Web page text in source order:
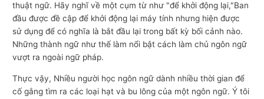
thuật ngữ. Hãy nghĩ về một cụm từ như "để khởi động lại,"Ban
đầu được đề cập để khởi động lại máy tính nhưng hiện được
sử dụng để có nghĩa là bắt đầu lại trong bất kỳ bối cảnh nào.
Những thành ngữ như thế làm nổi bật cách làm chủ ngôn ngữ
vượt ra ngoài ngữ pháp.
Thực vậy, Nhiều người học ngôn ngữ dành nhiều thời gian để
cố gắng tìm ra các loại hạt và bu lông của một ngôn ngữ. Ý tôi